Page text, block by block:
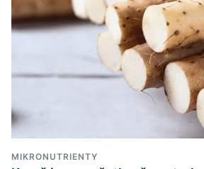
MIKRONUTRIENTY